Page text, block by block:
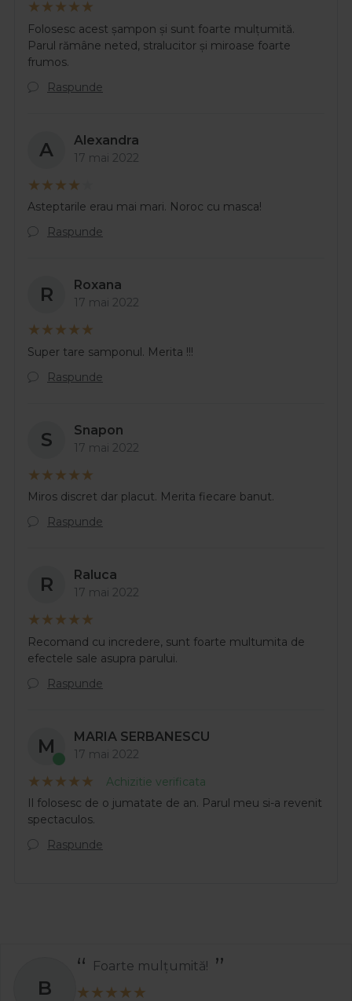
Folosesc acest șampon și sunt foarte mulțumită.
Parul rămâne neted, stralucitor și miroase foarte
frumos.
Raspunde
A Alexandra
17 mai 2022
Asteptarile erau mai mari. Noroc cu masca!
Raspunde
R Roxana
17 mai 2022
Super tare samponul. Merita !!!
Raspunde
S Snapon
17 mai 2022
Miros discret dar placut. Merita fiecare banut.
Raspunde
R Raluca
17 mai 2022
Recomand cu incredere, sunt foarte multumita de
efectele sale asupra parului.
Raspunde
M MARIA SERBANESCU
17 mai 2022
Achizitie verificata
Il folosesc de o jumatate de an. Parul meu si-a revenit
spectaculos.
Raspunde
S
Recomand